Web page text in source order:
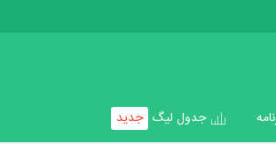
جدول لیگ جدید